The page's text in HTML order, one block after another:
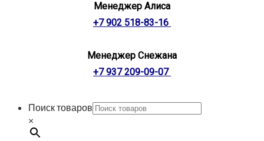
Менеджер Алиса
+7 902 518-83-16
Менеджер Снежана
+7 937 209-09-07
Поиск товаров
×